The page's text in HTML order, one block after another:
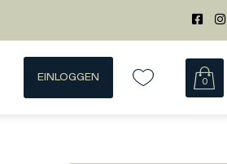
EINLOGGEN 0